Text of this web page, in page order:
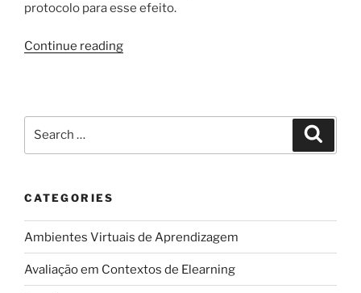
protocolo para esse efeito.
Continue reading“Especialização
CATEGORIES
Ambientes Virtuais de Aprendizagem
Avaliação em Contextos de Elearning